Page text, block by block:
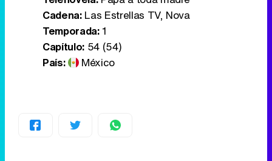
Cadena:Las Estrellas TV, Nova
Temporada:1
Capítulo:54 (54)
País:
México